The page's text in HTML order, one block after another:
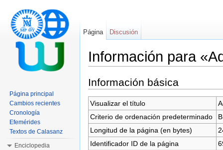
Información para
Información básica
Visualizar el título
Criterio de ordenación predeterminado
Longitud de la página (en bytes)
Identificador ID de la página
Página Discusión
Página principal
Cambios recientes
Cronología
Efemérides
Textos de Calasanz
Enciclopedia